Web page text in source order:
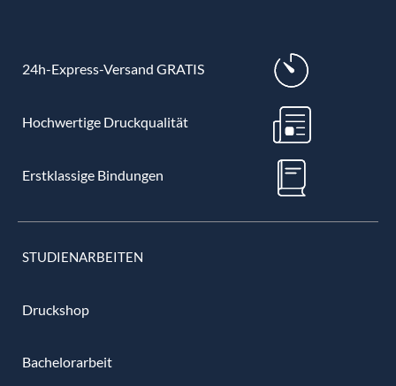
24h-Express-Versand GRATIS
Hochwertige Druckqualität
Erstklassige Bindungen
STUDIENARBEITEN
Druckshop
Bachelorarbeit